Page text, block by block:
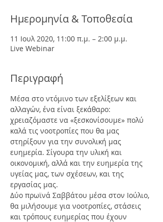
Ημερομηνία & Τοποθεσία
11 Ιουλ 2020, 11:00 π.μ. – 2:00 μ.μ.
Live Webinar
Περιγραφή
Μέσα στο ντόμινο των εξελίξεων και
αλλαγών, ένα είναι ξεκάθαρο:
χρειαζόμαστε να «ξεσκονίσουμε» πολύ
καλά τις νοοτροπίες που θα μας
στηρίξουν για την συνολική μας
ευημερία. Σίγουρα την υλική και
οικονομική, αλλά και την ευημερία της
υγείας μας, των σχέσεων, και της
εργασίας μας.
Δύο πρωϊνά Σαββάτου μέσα στον Ιούλιο,
θα μιλήσουμε για νοοτροπίες, στάσεις
και τρόπους ευημερίας που έχουν